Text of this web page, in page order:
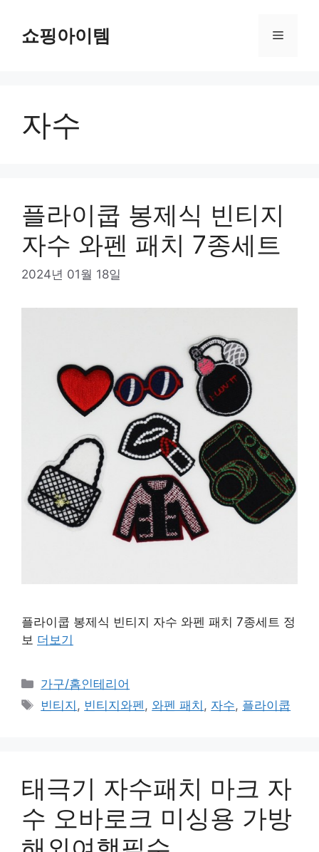
쇼핑아이템 메
자수
플라이쿱 봉제식 빈티지
자수 와펜 패치 7종세트
2024년 01월 18일
플라이쿱 봉제식 빈티지 자수 와펜 패치 7종세트 정
보 더보기
카
테
가구/홈인테리어
태
빈티지 , 빈티지와펜 , 와펜 패치 , 자수, 플라이쿱
태극기 자수패치 마크 자
수 오바로크 미싱용 가방